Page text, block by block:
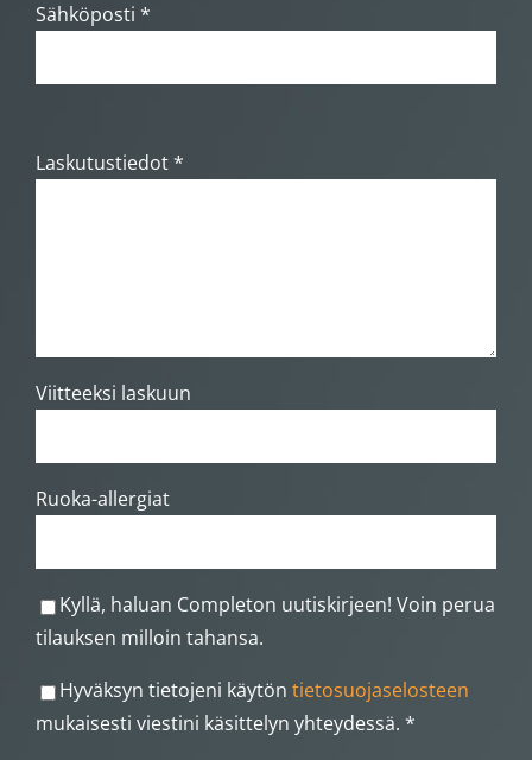
Sähköposti *
Laskutustiedot *
Viitteeksi laskuun
Ruoka-allergiat
Kyllä, haluan Completon uutiskirjeen! Voin perua
tilauksen milloin tahansa.
Hyväksyn tietojeni käytön tietosuojaselosteen
mukaisesti viestini käsittelyn yhteydessä. *